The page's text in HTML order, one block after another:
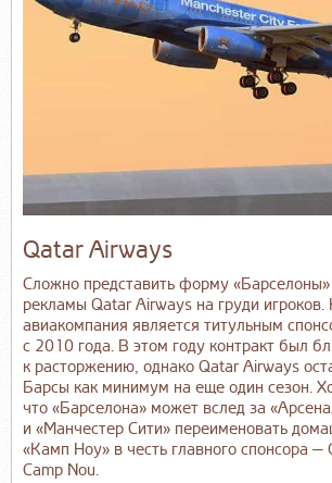
Qatar Airways
Сложно представить форму
рекламы Qatar Airways на груди игроков.
авиакомпания является титульным
с 2010 года. В этом году контракт был
к расторжению, однако Qatar Airways
Барсы как минимум на еще один сезон.
что «Барселона» может вслед за
и «Манчестер Сити» переименовать
«Камп Ноу» в честь главного спонсора —
Camp Nou.